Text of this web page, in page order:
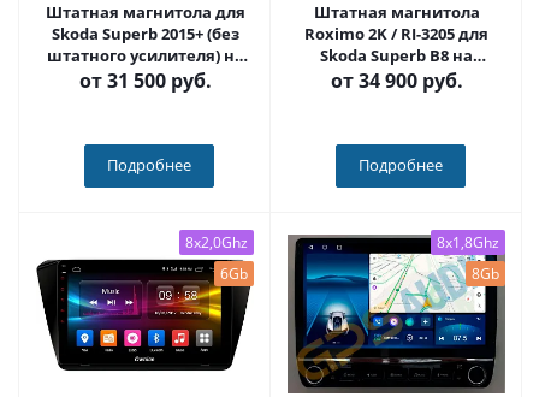
Штатная магнитола для
Skoda Superb 2015+ (без
штатного усилителя) на
Android 12 (14), (QLED/2K) -
Carmedia OL-1917-NPQU
от31 500 руб.
Подробнее
Штатная магнитола
Roximo 2K / RI-3205 для
Skoda Superb B8 на
Android 12 (8/128Gb)
от34 900 руб.
Подробнее
8x2,0Ghz
6Gb
8x1,8Ghz
8Gb